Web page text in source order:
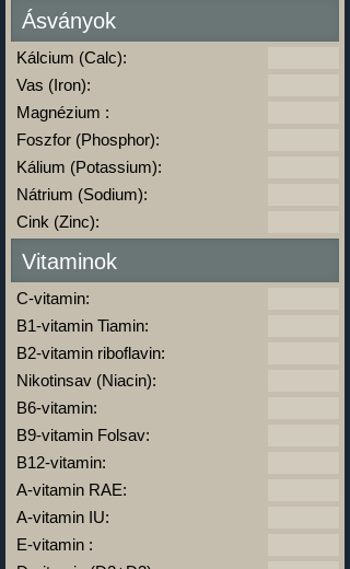
Ásványok
Kálcium (Calc):
Vas (Iron):
Magnézium :
Foszfor (Phosphor):
Kálium (Potassium):
Nátrium (Sodium):
Cink (Zinc):
Vitaminok
C-vitamin:
B1-vitamin Tiamin:
B2-vitamin riboflavin:
Nikotinsav (Niacin):
B6-vitamin:
B9-vitamin Folsav:
B12-vitamin:
A-vitamin RAE:
A-vitamin IU:
E-vitamin :